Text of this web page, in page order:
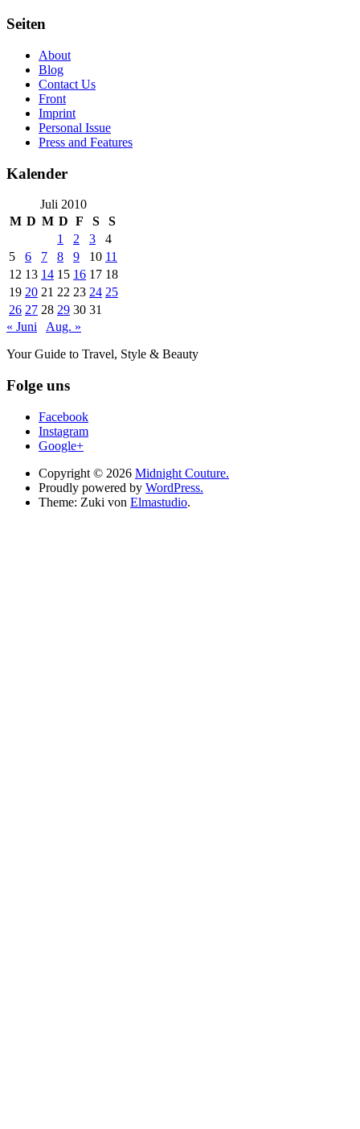
Seiten
About
Blog
Contact Us
Front
Imprint
Personal Issue
Press and Features
Kalender
Juli 2010
M D M D F S
S
1
2 3
4
5
6 7 8 9 10 11
12 13 14 15 16 17 18
19 20 21 22 23 24 25
26 27 28 29 30 31
« Juni
Aug. »
Your Guide to Travel, Style & Beauty
Folge uns
Facebook
Instagram
Google+
Copyright © 2026 Midnight Couture.
Proudly powered by WordPress.
Theme: Zuki von Elmastudio.